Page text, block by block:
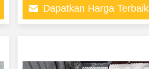
Dapatkan Harga Terbaik